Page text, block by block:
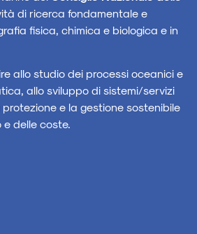
di ricerca fondamentale e
fisica, chimica e biologica e in
allo studio dei processi oceanici e
allo sviluppo di sistemi/servizi
protezione e la gestione sostenibile
e delle coste.